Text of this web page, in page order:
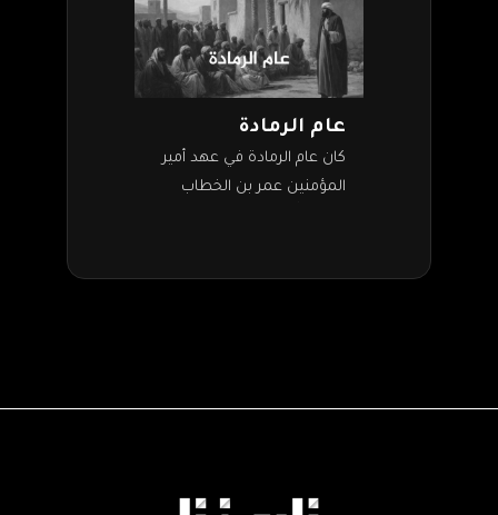
عام الرمادة
كان عام الرمادة في عهد أمير
المؤمنين عمر بن الخطاب
وتعرضت المدينة المنورة